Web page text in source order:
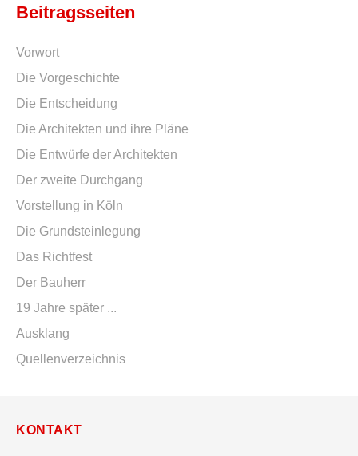
Beitragsseiten
Vorwort
Die Vorgeschichte
Die Entscheidung
Die Architekten und ihre Pläne
Die Entwürfe der Architekten
Der zweite Durchgang
Vorstellung in Köln
Die Grundsteinlegung
Das Richtfest
Der Bauherr
19 Jahre später ...
Ausklang
Quellenverzeichnis
KONTAKT